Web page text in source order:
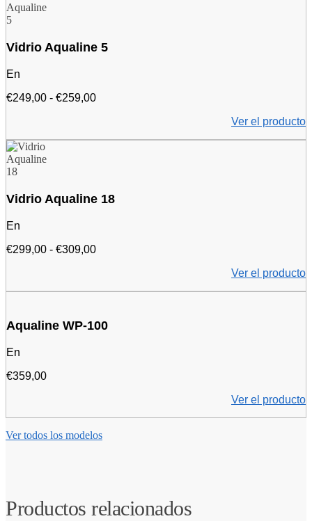
Vidrio Aqualine 5
En
€249,00 - €259,00Precio:
Ver el producto
Vidrio Aqualine 18
En
€299,00 - €309,00Gama
a
Ver el producto
Aqualine WP-100
En
€359,00
Ver el producto
Ver todos los modelos
Productos relacionados